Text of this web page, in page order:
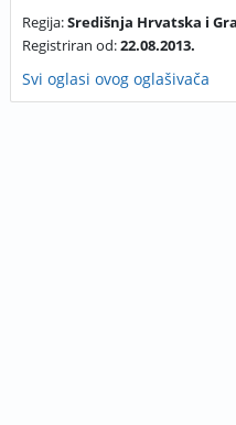
Regija:Središnja Hrvatska i
Registriran od:22.08.2013.
Svi oglasi ovog oglašivača